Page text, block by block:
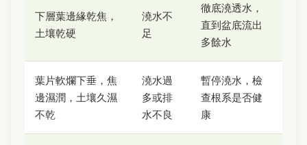
下層葉邊緣乾焦，
土壤乾硬
澆水不
足
徹底澆透水，
直到盆底流出
多餘水
葉片軟爛下垂，焦
邊濕潤，土壤久濕
不乾
澆水過
多或排
水不良
暫停澆水，檢
查根系是否健
康